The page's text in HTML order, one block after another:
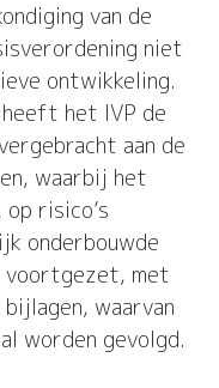
van de
niet
ontwikkeling.
het IVP de
aan de
waarbij het
risico’s
onderbouwde
voortgezet, met
waarvan
worden gevolgd.